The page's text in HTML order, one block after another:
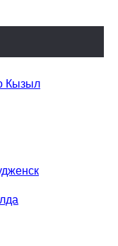
Кызыл